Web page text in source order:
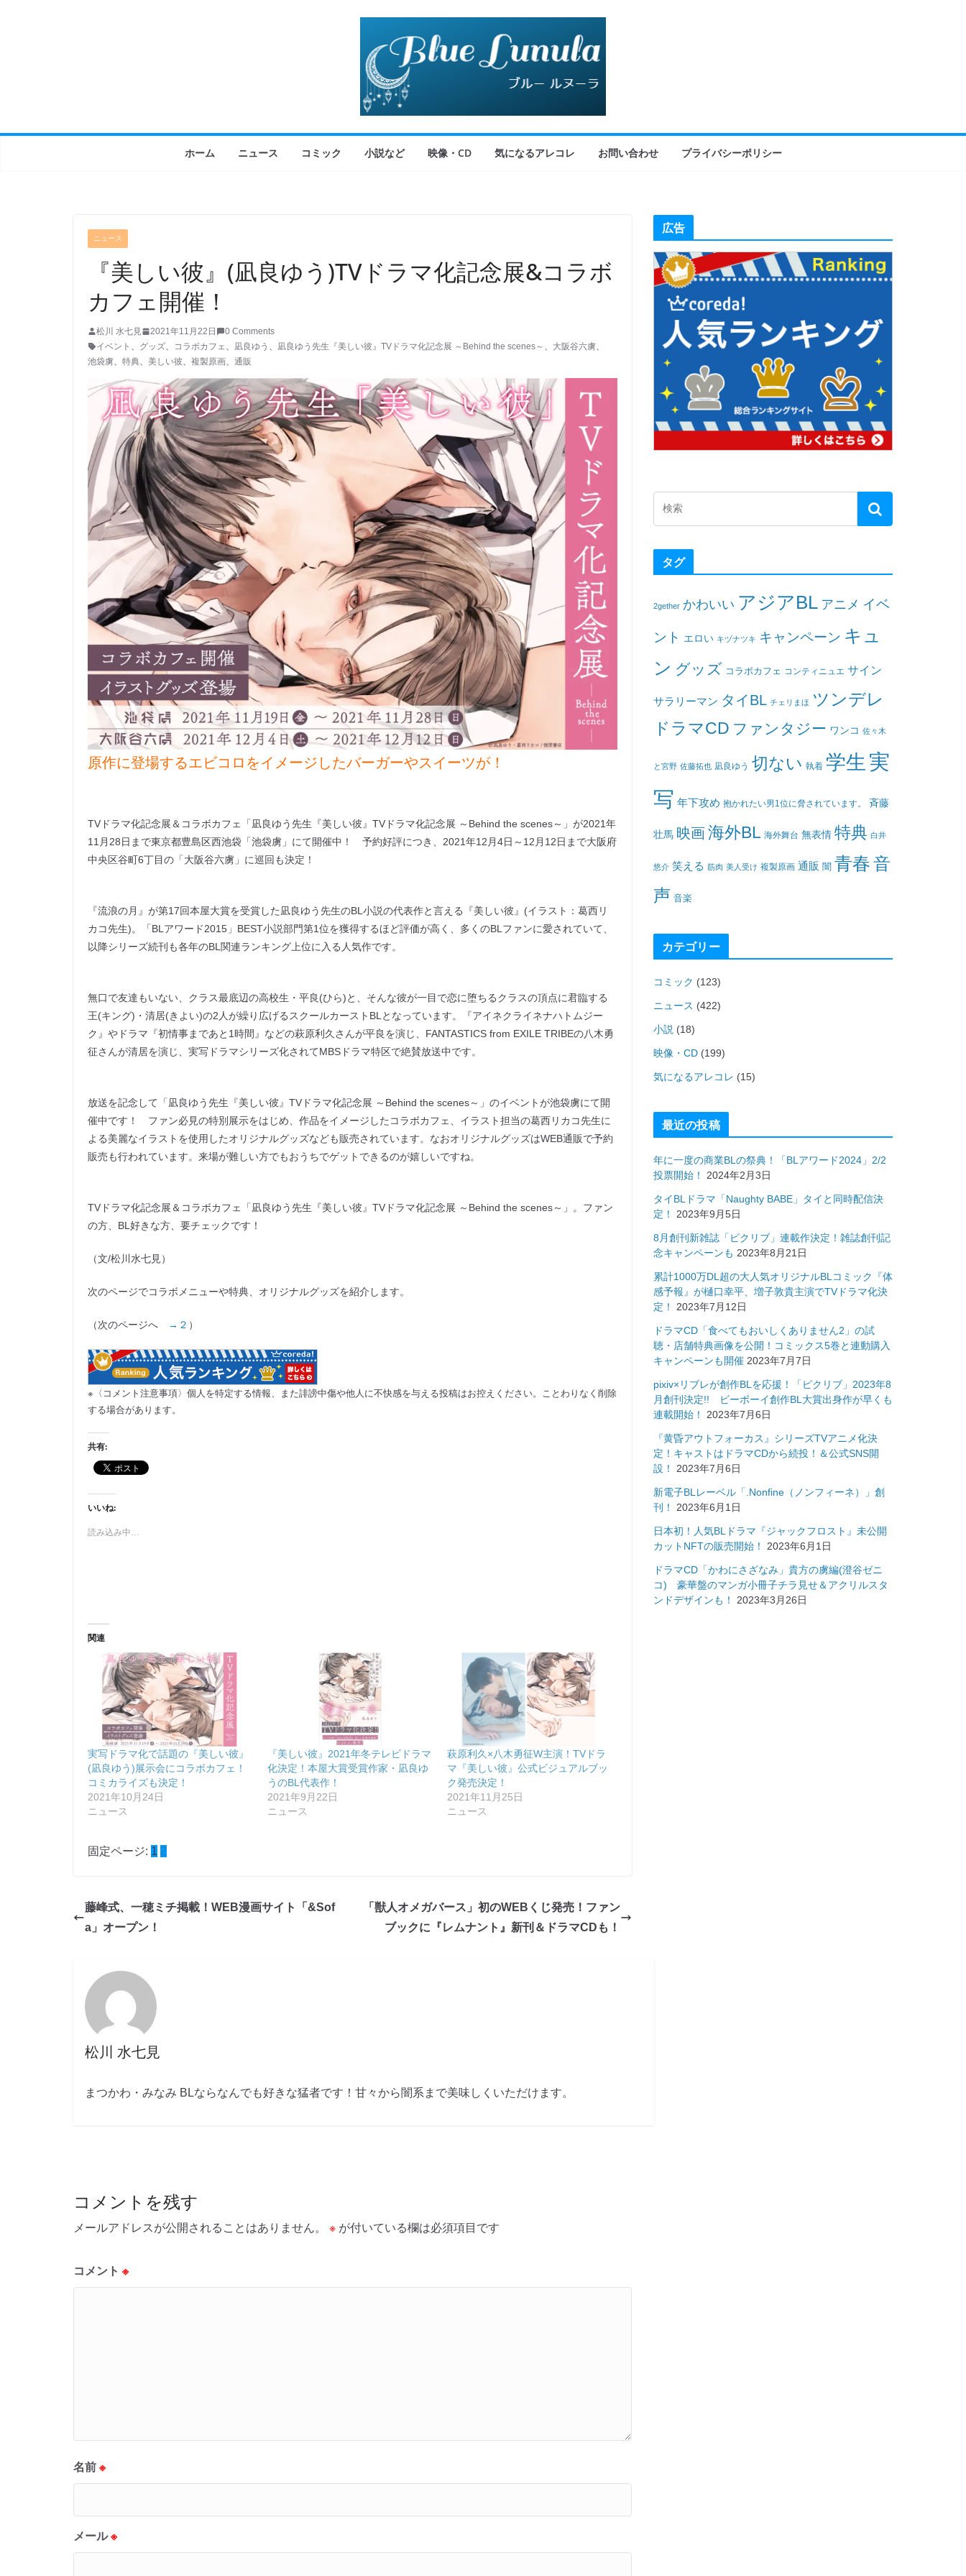
ホーム ニュース コミック 小説など 映像・CD 気になるアレコレ お問い合わせ プライバシーポリシー
ニュース
『美しい彼』(凪良ゆう)TVドラマ化記念展&コラボ
カフェ開催！
松川 水七見 2021年11月22日
0 Comments
イベント
グッズ コラボカフェ 凪良ゆう 凪良ゆう先生『美しい彼』TVドラマ化記念展 ～Behind the scenes～ 大阪谷六虜
池袋虜
特典 美しい彼 複製原画 通販
原作に登場するエビコロをイメージしたバーガーやスイーツが！
TVドラマ化記念展＆コラボカフェ「凪良ゆう先生『美しい彼』TVドラマ化記念展 ～Behind the scenes～」が2021年
11月28日まで東京都豊島区西池袋「池袋虜」にて開催中！ 予約好評につき、2021年12月4日～12月12日まで大阪府
中央区谷町6丁目の「大阪谷六虜」に巡回も決定！
『流浪の月』が第17回本屋大賞を受賞した凪良ゆう先生のBL小説の代表作と言える『美しい彼』(イラスト：葛西リ
カコ先生)。「BLアワード2015」BEST小説部門第1位を獲得するほど評価が高く、多くのBLファンに愛されていて、
以降シリーズ続刊も各年のBL関連ランキング上位に入る人気作です。
無口で友達もいない、クラス最底辺の高校生・平良(ひら)と、そんな彼が一目で恋に堕ちるクラスの頂点に君臨する
王(キング)・清居(きよい)の2人が繰り広げるスクールカーストBLとなっています。『アイネクライネナハトムジー
ク』やドラマ『初情事まであと1時間』などの萩原利久さんが平良を演じ、FANTASTICS from EXILE TRIBEの八木勇
征さんが清居を演じ、実写ドラマシリーズ化されてMBSドラマ特区で絶賛放送中です。
放送を記念して「凪良ゆう先生『美しい彼』TVドラマ化記念展 ～Behind the scenes～」のイベントが池袋虜にて開
催中です！ ファン必見の特別展示をはじめ、作品をイメージしたコラボカフェ、イラスト担当の葛西リカコ先生に
よる美麗なイラストを使用したオリジナルグッズなども販売されています。なおオリジナルグッズはWEB通販で予約
販売も行われています。来場が難しい方でもおうちでゲットできるのが嬉しいですね。
TVドラマ化記念展＆コラボカフェ「凪良ゆう先生『美しい彼』TVドラマ化記念展 ～Behind the scenes～」。ファン
の方、BL好きな方、要チェックです！
（文/松川水七見）
次のページでコラボメニューや特典、オリジナルグッズを紹介します。
（次のページへ →２ ）
※〈コメント注意事項〉個人を特定する情報、また誹謗中傷や他人に不快感を与える投稿はお控えください。ことわりなく削除
する場合があります。
共有:
いいね:
読み込み中…
関連
実写ドラマ化で話題の『美しい彼』
(凪良ゆう)展示会にコラボカフェ！
コミカライズも決定！
2021年10月24日
ニュース
『美しい彼』2021年冬テレビドラマ
化決定！本屋大賞受賞作家・凪良ゆ
うのBL代表作！
2021年9月22日
ニュース
萩原利久×八木勇征W主演！TVドラ
マ『美しい彼』公式ビジュアルブッ
ク発売決定！
2021年11月25日
ニュース
固定ページ: 1 2
藤峰式、一穂ミチ掲載！WEB漫画サイト「&Sof
a」オープン！
「獣人オメガバース」初のWEBくじ発売！ファン
ブックに『レムナント』新刊＆ドラマCDも！
松川 水七見
まつかわ・みなみ BLならなんでも好きな猛者です！甘々から闇系まで美味しくいただけます。
コメントを残す
メールアドレスが公開されることはありません。 ※ が付いている欄は必須項目です
コメント ※
名前 ※
メール※
広告
タグ
2gether かわいい アジアBL アニメ イベ
ント エロい キヅナツキ キャンペーン キュ
ン グッズ コラボカフェ コンティニュエ サイン
サラリーマン タイBL チェリまほ ツンデレ
ドラマCD ファンタジー ワンコ 佐々木
と宮野 佐藤拓也 凪良ゆう 切ない 執着 学生 実
写 年下攻め 抱かれたい男1位に脅されています。 斉藤
壮馬 映画海外BL 海外舞台 無表情 特典 白井
悠介 笑える 筋肉 美人受け 複製原画 通販 闇 青春音
声 音楽
カテゴリー
コミック (123)
ニュース (422)
小説 (18)
映像・CD (199)
気になるアレコレ (15)
最近の投稿
年に一度の商業BLの祭典！「BLアワード2024」2/2
投票開始！
2024年2月3日
タイBLドラマ「Naughty BABE」タイと同時配信決
定！
2023年9月5日
8月創刊新雑誌「ピクリブ」連載作決定！雑誌創刊記
念キャンペーンも 2023年8月21日
累計1000万DL超の大人気オリジナルBLコミック『体
感予報』が樋口幸平、増子敦貴主演でTVドラマ化決
定！
2023年7月12日
ドラマCD「食べてもおいしくありません2」の試
聴・店舗特典画像を公開！コミックス5巻と連動購入
キャンペーンも開催 2023年7月7日
pixiv×リブレが創作BLを応援！「ピクリブ」2023年8
月創刊決定!! ビーボーイ創作BL大賞出身作が早くも
連載開始！
2023年7月6日
『黄昏アウトフォーカス』シリーズTVアニメ化決
定！キャストはドラマCDから続投！＆公式SNS開
設！
2023年7月6日
新電子BLレーベル「.Nonfine（ノンフィーネ）」創
刊！
2023年6月1日
日本初！人気BLドラマ『ジャックフロスト』未公開
カットNFTの販売開始！
2023年6月1日
ドラマCD「かわにさざなみ」貴方の虜編(澄谷ゼニ
コ) 豪華盤のマンガ小冊子チラ見せ＆アクリルスタ
ンドデザインも！
2023年3月26日